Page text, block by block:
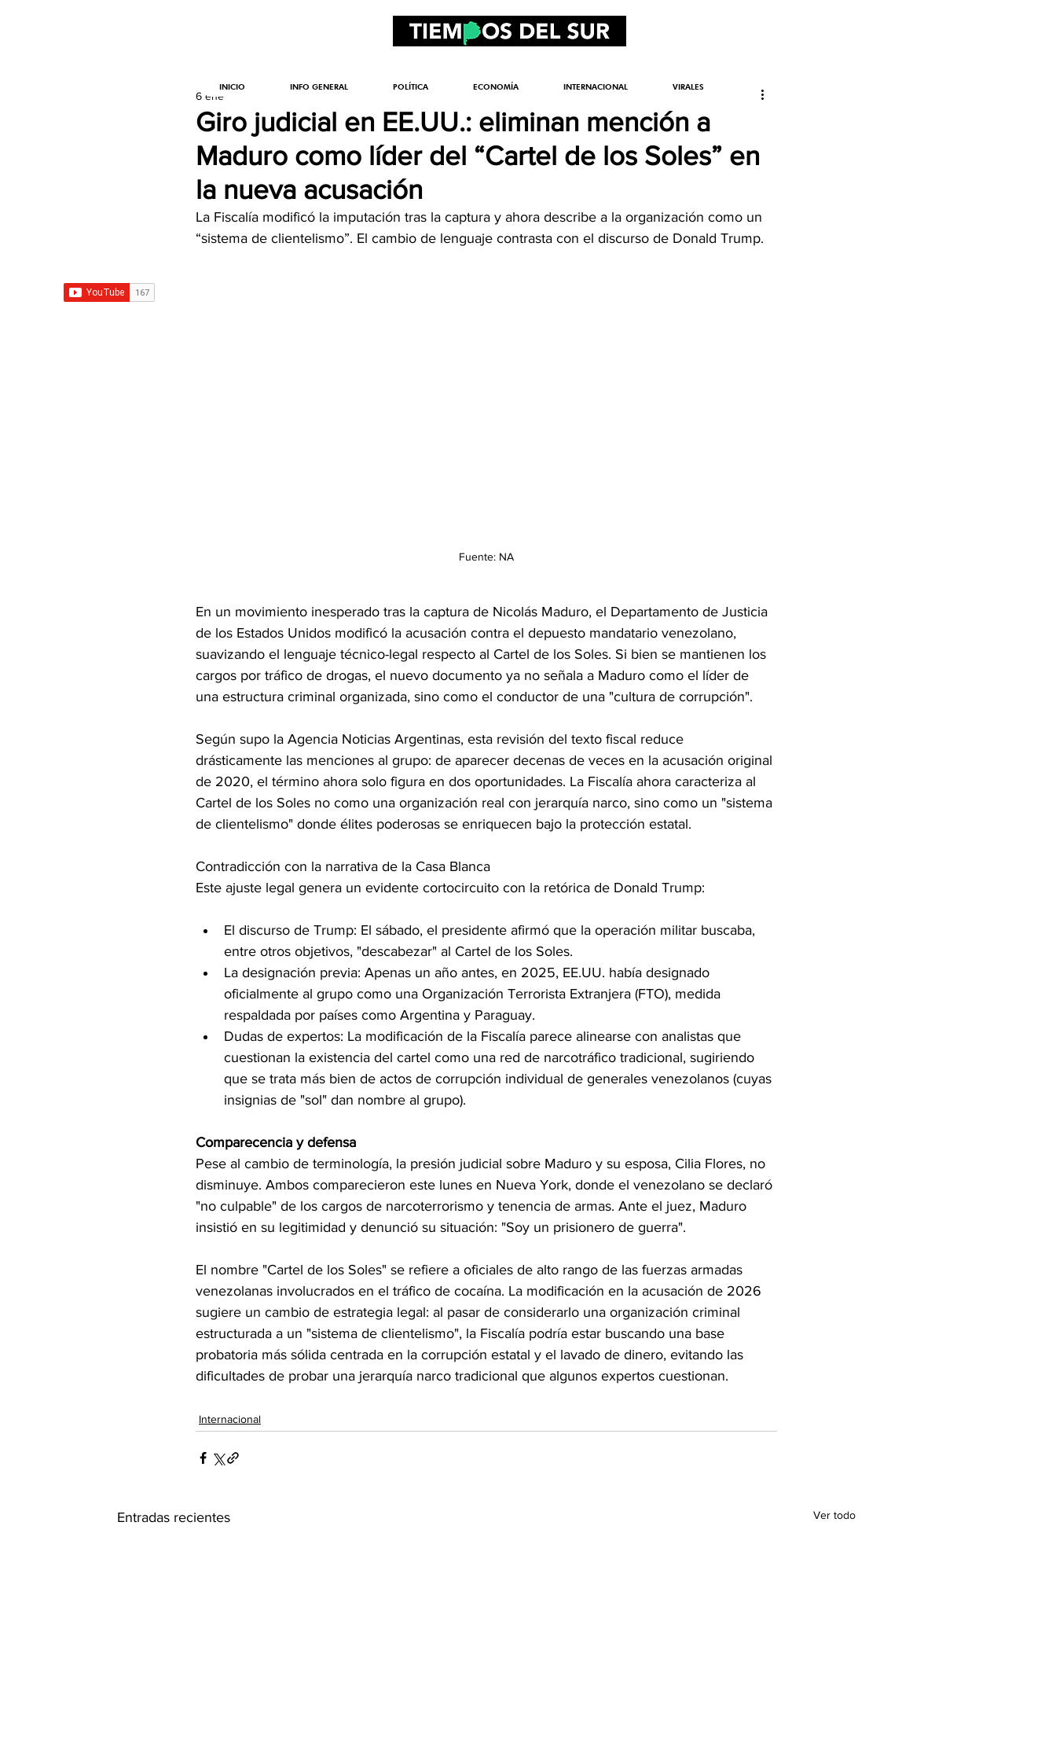
Giro judicial en EE.UU.: eliminan mención a
Maduro como líder del “Cartel de los Soles” en
la nueva acusación
6 ene
La Fiscalía modificó la imputación tras la captura y ahora describe a la organización como un
“sistema de clientelismo”. El cambio de lenguaje contrasta con el discurso de Donald Trump.
Fuente: NA
En un movimiento inesperado tras la captura de Nicolás Maduro, el Departamento de Justicia
de los Estados Unidos modificó la acusación contra el depuesto mandatario venezolano,
suavizando el lenguaje técnico-legal respecto al Cartel de los Soles. Si bien se mantienen los
cargos por tráfico de drogas, el nuevo documento ya no señala a Maduro como el líder de
una estructura criminal organizada, sino como el conductor de una "cultura de corrupción".
Según supo la Agencia Noticias Argentinas, esta revisión del texto fiscal reduce
drásticamente las menciones al grupo: de aparecer decenas de veces en la acusación original
de 2020, el término ahora solo figura en dos oportunidades. La Fiscalía ahora caracteriza al
Cartel de los Soles no como una organización real con jerarquía narco, sino como un "sistema
de clientelismo" donde élites poderosas se enriquecen bajo la protección estatal.
Contradicción con la narrativa de la Casa Blanca
Este ajuste legal genera un evidente cortocircuito con la retórica de Donald Trump:
El discurso de Trump: El sábado, el presidente afirmó que la operación militar buscaba,
entre otros objetivos, "descabezar" al Cartel de los Soles.
La designación previa: Apenas un año antes, en 2025, EE.UU. había designado
oficialmente al grupo como una Organización Terrorista Extranjera (FTO), medida
respaldada por países como Argentina y Paraguay.
Dudas de expertos: La modificación de la Fiscalía parece alinearse con analistas que
cuestionan la existencia del cartel como una red de narcotráfico tradicional, sugiriendo
que se trata más bien de actos de corrupción individual de generales venezolanos (cuyas
insignias de "sol" dan nombre al grupo).
Comparecencia y defensa
Pese al cambio de terminología, la presión judicial sobre Maduro y su esposa, Cilia Flores, no
disminuye. Ambos comparecieron este lunes en Nueva York, donde el venezolano se declaró
"no culpable" de los cargos de narcoterrorismo y tenencia de armas. Ante el juez, Maduro
insistió en su legitimidad y denunció su situación: "Soy un prisionero de guerra".
El nombre "Cartel de los Soles" se refiere a oficiales de alto rango de las fuerzas armadas
venezolanas involucrados en el tráfico de cocaína. La modificación en la acusación de 2026
sugiere un cambio de estrategia legal: al pasar de considerarlo una organización criminal
estructurada a un "sistema de clientelismo", la Fiscalía podría estar buscando una base
probatoria más sólida centrada en la corrupción estatal y el lavado de dinero, evitando las
dificultades de probar una jerarquía narco tradicional que algunos expertos cuestionan.
Internacional
Entradas recientes Ver todo
INICIO INFO GENERAL POLÍTICA ECONOMÍA INTERNACIONAL VIRALES